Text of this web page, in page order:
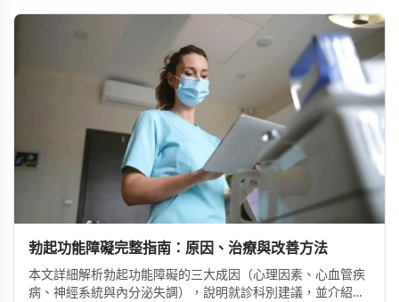
勃起功能障礙完整指南：原因、治療與改善方法
本文詳細解析勃起功能障礙的三大成因（心理因素、心血管疾
病、神經系統與內分泌失調），說明就診科別建議，並介紹威